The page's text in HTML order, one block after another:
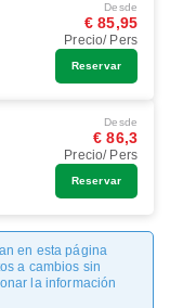
Desde
€ 85,95
Precio/ Pers
Reservar
Desde
€ 86,3
Precio/ Pers
Reservar
en esta página
a cambios sin
la información